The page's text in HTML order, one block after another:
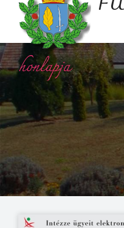
honlapja